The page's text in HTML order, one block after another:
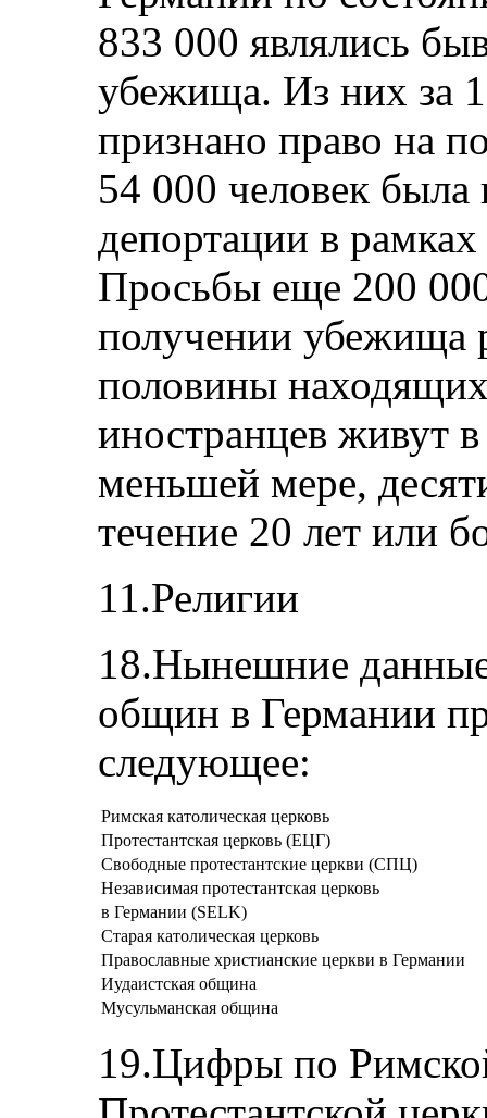
833 000 являлись
убежища. Из них за
признано право на
54 000 человек была
депортации в
Просьбы еще 200
получении убежища
половины
иностранцев живут
меньшей мере,
течение 20 лет или
11.Религии
18.Нынешние
общин в Германии
следующее:
Римская католическая церковь
Протестантская церковь (ЕЦГ)
Свободные протестантские церкви (СПЦ)
Независимая протестантская церковь
в Германии (SELK)
Старая католическая церковь
Православные христианские церкви в Германии
Иудаистская община
Мусульманская община
19.Цифры по